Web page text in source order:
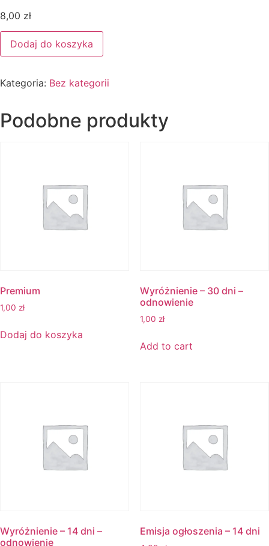
8,00 zł
Dodaj do koszyka
Kategoria: Bez kategorii
Podobne produkty
Premium
1,00 zł
Dodaj do koszyka
Wyróżnienie – 30 dni –
odnowienie
1,00 zł
Add to cart
Wyróżnienie – 14 dni –
odnowienie
Emisja ogłoszenia – 14 dni